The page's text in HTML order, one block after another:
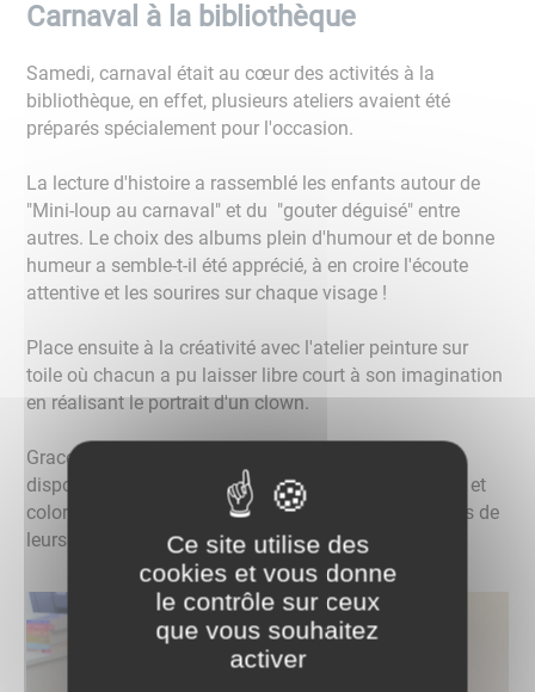
Carnaval à la bibliothèque
Samedi, carnaval était au cœur des activités à la
bibliothèque, en effet, plusieurs ateliers avaient été
préparés spécialement pour l'occasion.
La lecture d'histoire a rassemblé les enfants autour de
"Mini-loup au carnaval" et du "gouter déguisé" entre
autres. Le choix des albums plein d'humour et de bonne
humeur a semble-t-il été apprécié, à en croire l'écoute
attentive et les sourires sur chaque visage !
Place ensuite à la créativité avec l'atelier peinture sur
toile où chacun a pu laisser libre court à son imagination
en réalisant le portrait d'un clown.
Grace aux larges palettes de couleur mises à leur
disposition, les enfants ont réalisé des œuvres gaies et
colorées qu'ils ont ensuite pu rapporter chez eux, fiers de
leurs réalisations !Ce site utilise des
cookies et vous donne
le contrôle sur ceux
que vous souhaitez
activer